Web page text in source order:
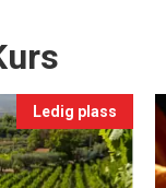
Ledig plass